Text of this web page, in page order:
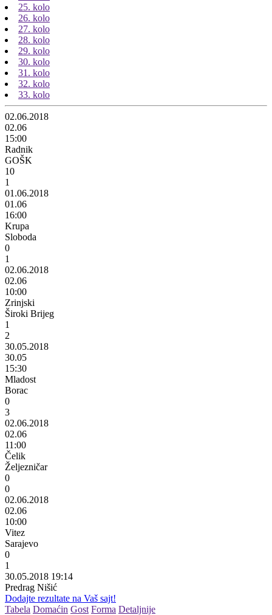
25. kolo
26. kolo
27. kolo
28. kolo
29. kolo
30. kolo
31. kolo
32. kolo
33. kolo
02.06.2018
02.06
15:00
Radnik
GOŠK
10
1
01.06.2018
01.06
16:00
Krupa
Sloboda
0
1
02.06.2018
02.06
10:00
Zrinjski
Široki Brijeg
1
2
30.05.2018
30.05
15:30
Mladost
Borac
0
3
02.06.2018
02.06
11:00
Čelik
Željezničar
0
0
02.06.2018
02.06
10:00
Vitez
Sarajevo
0
1
30.05.2018 19:14
Predrag Nišić
Dodajte rezultate na Vaš sajt!
Tabela Domaćin Gost Forma Detaljnije